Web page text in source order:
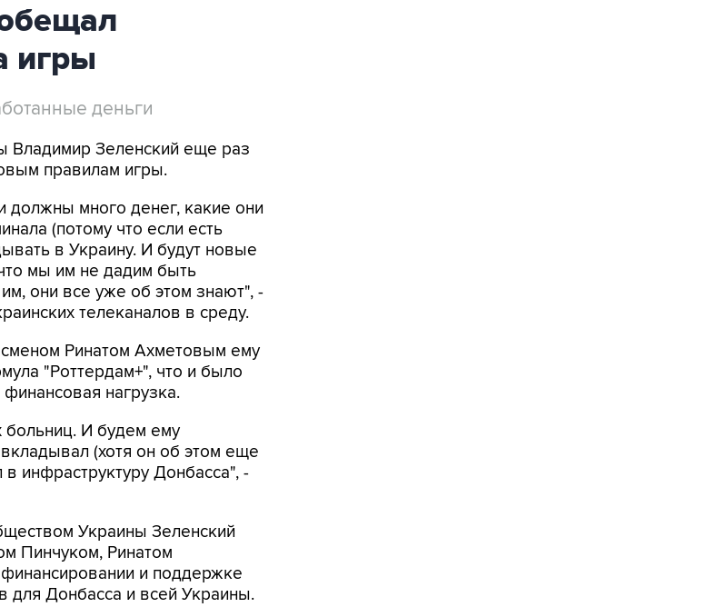
игры
деньги
Владимир Зеленский еще раз
правилам игры.
много денег, какие они
(потому что если есть
в Украину. И будут новые
мы им не дадим быть
они все уже об этом знают", -
телеканалов в среду.
Ринатом Ахметовым ему
"Роттердам+", что и было
нагрузка.
И будем ему
(хотя он об этом еще
инфраструктуру Донбасса", -
Украины Зеленский
Пинчуком, Ринатом
и поддержке
для Донбасса и всей Украины.